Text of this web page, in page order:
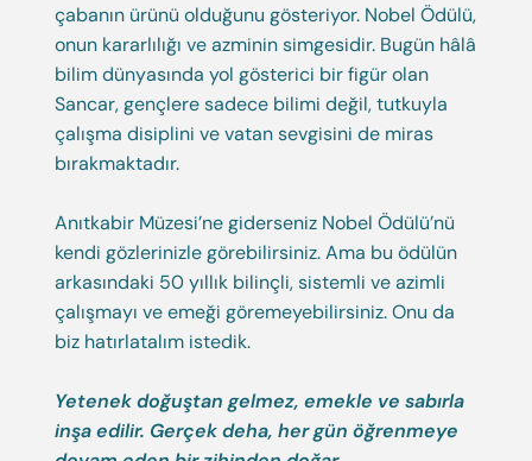
çabanın ürünü olduğunu gösteriyor. Nobel Ödülü,
onun kararlılığı ve azminin simgesidir. Bugün hâlâ
bilim dünyasında yol gösterici bir figür olan
Sancar, gençlere sadece bilimi değil, tutkuyla
çalışma disiplini ve vatan sevgisini de miras
bırakmaktadır.
Anıtkabir Müzesi’ne giderseniz Nobel Ödülü’nü
kendi gözlerinizle görebilirsiniz. Ama bu ödülün
arkasındaki 50 yıllık bilinçli, sistemli ve azimli
çalışmayı ve emeği göremeyebilirsiniz. Onu da
biz hatırlatalım istedik.
Yetenek doğuştan gelmez, emekle ve sabırla
inşa edilir. Gerçek deha, her gün öğrenmeye